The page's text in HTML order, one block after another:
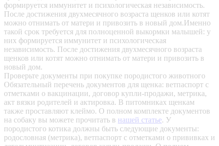
формируется иммунитет и психологическая независимость.
После достижения двухмесячного возраста щенков или котят
можно отнимать от матери и привозить в новый дом.Именно
такой срок требуется для полноценной выкормки малышей: у
них формируется иммунитет и психологическая
независимость. После достижения двухмесячного возраста
щенков или котят можно отнимать от матери и привозить в
новый дом.
Проверьте документы при покупке породистого животного
Обязательный перечень документов для щенка: ветпаспорт с
отметками о вакцинации, договор купли-продажи, метрика,
акт вязки родителей и актировка. В питомниках щенкам
также проставляют клеймо. О полном комплекте документов
на собаку вы можете прочитать в нашей статье. У
породистого котика должны быть следующие документы:
родословная (метрика), ветпаспорт с отметками о прививках и